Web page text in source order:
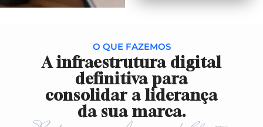
O QUE FAZEMOS
A infraestrutura digital
definitiva para
consolidar a liderança
da sua marca.